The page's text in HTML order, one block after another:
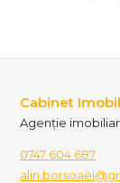
Cabinet
Agenție
0747 604 687